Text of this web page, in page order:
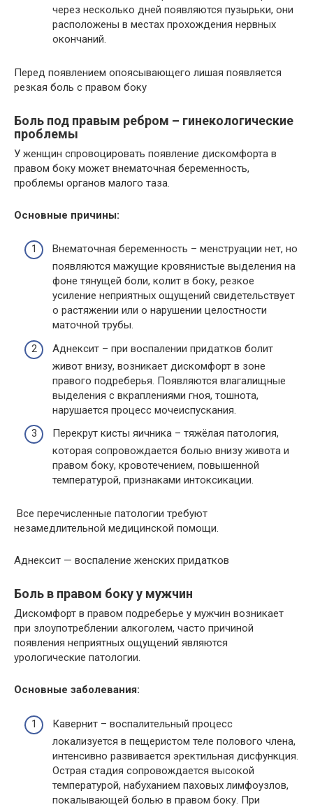
через несколько дней появляются пузырьки, они
расположены в местах прохождения нервных
окончаний.
Перед появлением опоясывающего лишая появляется
резкая боль с правом боку
Боль под правым ребром – гинекологические
проблемы
У женщин спровоцировать появление дискомфорта в
правом боку может внематочная беременность,
проблемы органов малого таза.
Основные причины:
Внематочная беременность – менструации нет, но
появляются мажущие кровянистые выделения на
фоне тянущей боли, колит в боку, резкое
усиление неприятных ощущений свидетельствует
о растяжении или о нарушении целостности
маточной трубы.
Аднексит – при воспалении придатков болит
живот внизу, возникает дискомфорт в зоне
правого подреберья. Появляются влагалищные
выделения с вкраплениями гноя, тошнота,
нарушается процесс мочеиспускания.
Перекрут кисты яичника – тяжёлая патология,
которая сопровождается болью внизу живота и
правом боку, кровотечением, повышенной
температурой, признаками интоксикации.
Все перечисленные патологии требуют
незамедлительной медицинской помощи.
Аднексит — воспаление женских придатков
Боль в правом боку у мужчин
Дискомфорт в правом подреберье у мужчин возникает
при злоупотреблении алкоголем, часто причиной
появления неприятных ощущений являются
урологические патологии.
Основные заболевания:
Кавернит – воспалительный процесс
локализуется в пещеристом теле полового члена,
интенсивно развивается эректильная дисфункция.
Острая стадия сопровождается высокой
температурой, набуханием паховых лимфоузлов,
покалывающей болью в правом боку. При